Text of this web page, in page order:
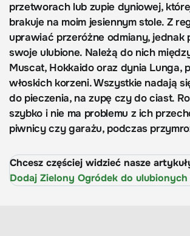
przetworach lub zupie dyniowej,
brakuje na moim jesiennym stole. Z
uprawiać przeróżne odmiany, jednak
swoje ulubione. Należą do nich
Muscat, Hokkaido oraz dynia Lunga,
włoskich korzeni. Wszystkie nadają
do pieczenia, na zupę czy do ciast.
szybko i nie ma problemu z ich
piwnicy czy garażu, podczas
Chcesz częściej widzieć nasze
Dodaj Zielony Ogródek do ulubionych